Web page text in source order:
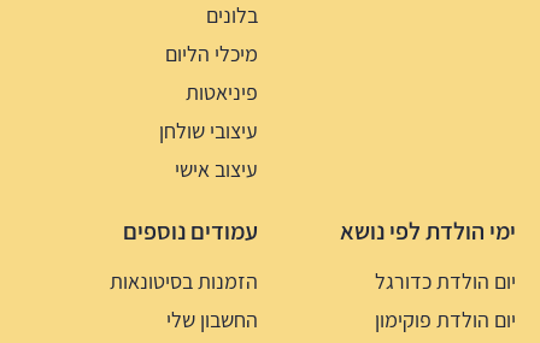
בלונים
מיכלי הליום
פיניאטות
עיצובי שולחן
עיצוב אישי
ימי הולדת לפי נושא
יום הולדת כדורגל
יום הולדת פוקימון
עמודים נוספים
הזמנות בסיטונאות
החשבון שלי